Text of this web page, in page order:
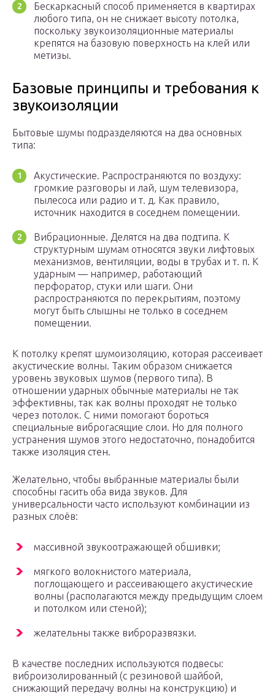
Бескаркасный способ применяется в квартирах
любого типа, он не снижает высоту потолка,
поскольку звукоизоляционные материалы
крепятся на базовую поверхность на клей или
метизы.
Базовые принципы и требования к
звукоизоляции
Бытовые шумы подразделяются на два основных
типа:
Акустические. Распространяются по воздуху:
громкие разговоры и лай, шум телевизора,
пылесоса или радио и т. д. Как правило,
источник находится в соседнем помещении.
Вибрационные. Делятся на два подтипа. К
структурным шумам относятся звуки лифтовых
механизмов, вентиляции, воды в трубах и т. п. К
ударным — например, работающий
перфоратор, стуки или шаги. Они
распространяются по перекрытиям, поэтому
могут быть слышны не только в соседнем
помещении.
К потолку крепят шумоизоляцию, которая рассеивает
акустические волны. Таким образом снижается
уровень звуковых шумов (первого типа). В
отношении ударных обычные материалы не так
эффективны, так как волны проходят не только
через потолок. С ними помогают бороться
специальные виброгасящие слои. Но для полного
устранения шумов этого недостаточно, понадобится
также изоляция стен.
Желательно, чтобы выбранные материалы были
способны гасить оба вида звуков. Для
универсальности часто используют комбинации из
разных слоёв:
массивной звукоотражающей обшивки;
мягкого волокнистого материала,
поглощающего и рассеивающего акустические
волны (располагаются между предыдущим слоем
и потолком или стеной);
желательны также виброразвязки.
В качестве последних используются подвесы:
виброизолированный (с резиновой шайбой,
снижающий передачу волны на конструкцию) и